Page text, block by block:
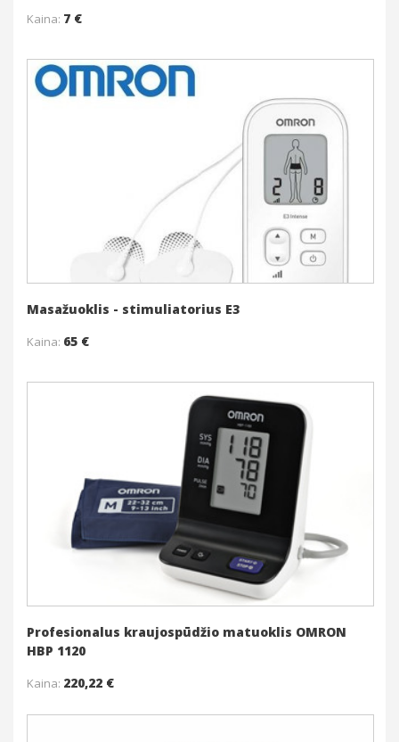
Kaina: 7 €
Daugiau
Masažuoklis - stimuliatorius E3
Kaina: 65 €
Į krepšelį
Daugiau
Profesionalus kraujospūdžio matuoklis OMRON
HBP 1120
Kaina: 220,22 €